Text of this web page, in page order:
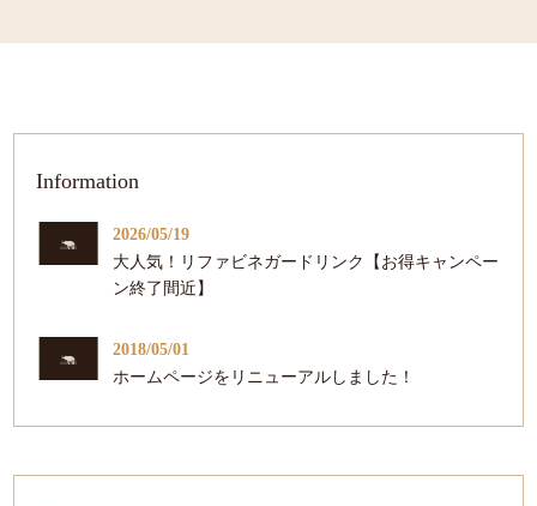
Information
2026/05/19
大人気！リファビネガードリンク【お得キャンペー
ン終了間近】
2018/05/01
ホームページをリニューアルしました！